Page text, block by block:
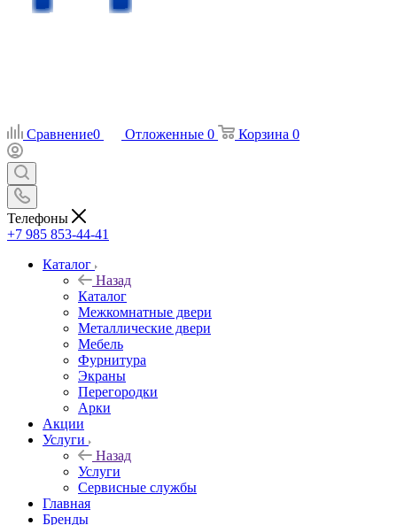
Сравнение0 Отложенные 0 Корзина 0
Телефоны
+7 985 853-44-41
Каталог
Назад
Каталог
Межкомнатные двери
Металлические двери
Мебель
Фурнитура
Экраны
Перегородки
Арки
Акции
Услуги
Назад
Услуги
Сервисные службы
Главная
Бренды